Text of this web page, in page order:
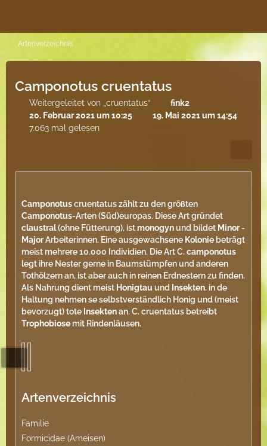
Artenverzeichnis
Camponotus cruentatus
Weitergeleitet von „cruentatus“
fink2
20. Februar 2021 um 10:25
19. Mai 2021 um 14:54
7.063 mal gelesen
Camponotuscruentatus zählt zu den größten
Camponotus-Arten (Süd)europas. Diese Art gründet
claustral(ohne Fütterung), istmonogynund bildet Minor-
MajorArbeiterinnen. Eine ausgewachsene Kolonie beträgt
meist mehrere 10.000 Individien. Die Art C. camponotus
legt ihre Nester gerne in Baumstümpfen und anderen
Tothölzern an, ist aber auch in reinen Erdnestern zu finden.
Als Nahrung dient meist Honigtau und Insekten, in de
Haltung nehmen se selbstverständlich Honig und (meist
bevorzugt) tote Insektenan. C. cruentatus betreibt
Trophobiose mit Rindenläusen.
Artenverzeichnis
Familie
Formicidae (Ameisen)